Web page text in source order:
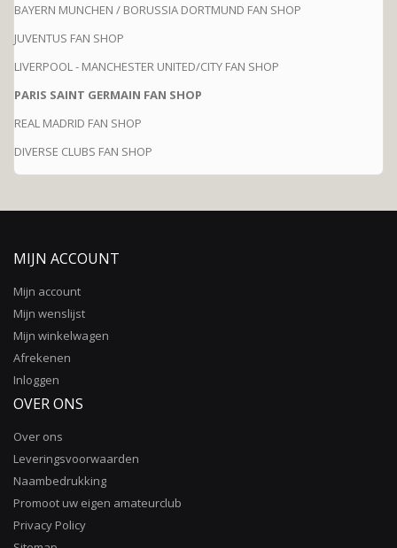
BAYERN MUNCHEN / BORUSSIA DORTMUND FAN SHOP
JUVENTUS FAN SHOP
LIVERPOOL - MANCHESTER UNITED/CITY FAN SHOP
PARIS SAINT GERMAIN FAN SHOP
REAL MADRID FAN SHOP
DIVERSE CLUBS FAN SHOP
MIJN ACCOUNT
Mijn account
Mijn wenslijst
Mijn winkelwagen
Afrekenen
Inloggen
OVER ONS
Over ons
Leveringsvoorwaarden
Naambedrukking
Promoot uw eigen amateurclub
Privacy Policy